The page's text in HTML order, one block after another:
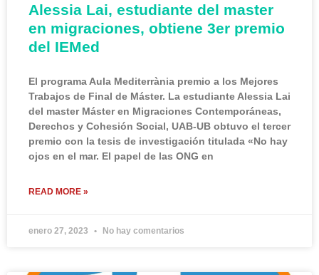
Alessia Lai, estudiante del master
en migraciones, obtiene 3er premio
del IEMed
El programa Aula Mediterrània premio a los Mejores
Trabajos de Final de Máster. La estudiante Alessia Lai
del master Máster en Migraciones Contemporáneas,
Derechos y Cohesión Social, UAB-UB obtuvo el tercer
premio con la tesis de investigación titulada «No hay
ojos en el mar. El papel de las ONG en
READ MORE »
enero 27, 2023 No hay comentarios